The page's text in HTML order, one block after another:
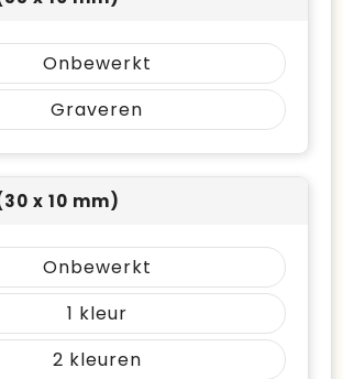
Onbewerkt
Graveren
x 10 mm)
Onbewerkt
1
2